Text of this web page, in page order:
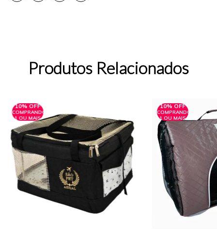
Produtos Relacionados
10% OFF
COMPRANDO
1 OU MAIS
10% OFF
COMPRANDO
1 OU MAIS